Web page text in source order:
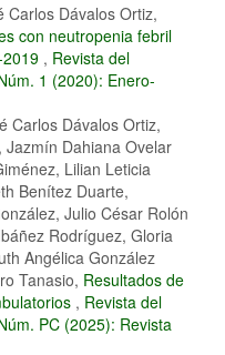
Carlos Dávalos Ortiz,
con neutropenia febril
, Revista del
1 (2020): Enero-
Carlos Dávalos Ortiz,
Jazmín Dahiana Ovelar
Lilian Leticia
Benítez Duarte,
Julio César Rolón
Rodríguez, Gloria
Angélica González
Tanasio, Resultados de
, Revista del
PC (2025): Revista